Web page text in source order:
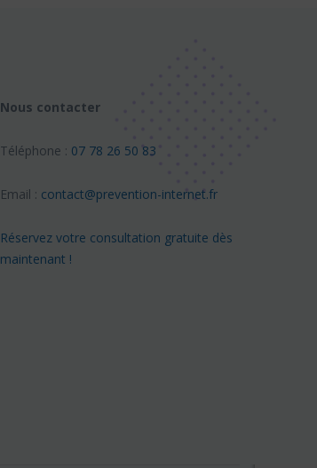
Nous contacter
Téléphone : 07 78 26 50 83
Email : contact@prevention-internet.fr
Réservez votre consultation gratuite dès
maintenant !